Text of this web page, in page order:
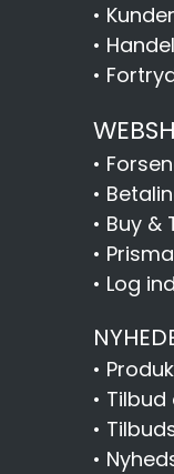
•
•
•
•
•
• Buy &
•
• Log ind
•
• Tilbud
•
•